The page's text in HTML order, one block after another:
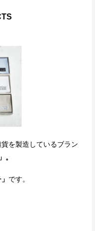
を製造しているブラン
。
です。